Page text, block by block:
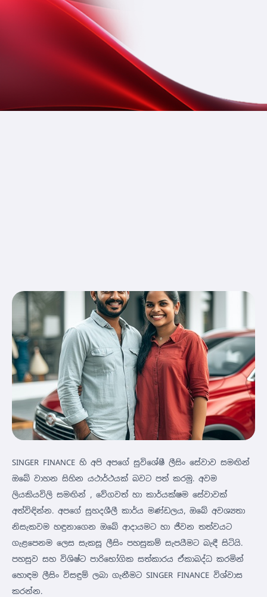
SINGER FINANCE හි අපි අපගේ සුවිශේෂී ලීසිං සේවාව සමඟින්
ඔබේ වාහන සිහින යථාර්ථයක් බවට පත් කරමු. අවම
ලියකියවිලි සමඟින් , වේගවත් හා කාර්යක්ෂම සේවාවක්
අත්විඳින්න. අපගේ සුහදශීලී කාර්ය මණ්ඩලය, ඔබේ අවශ්‍යතා
නිසැකවම හඳුනාගෙන ඔබේ ආදායමට හා ජීවන තත්වයට
ගැළපෙනම ලෙස සැකසූ ලීසිං පහසුකම් සැපයීමට බැඳී සිටියි.
පහසුව සහ විශිෂ්ට පාරිභෝගික සත්කාරය ඒකාබද්ධ කරමින්
හොඳම ලීසිං විසඳුම් ලබා ගැනීමට SINGER FINANCE විශ්වාස
කරන්න.